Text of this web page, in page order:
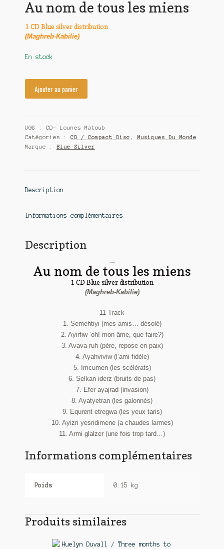
ContactAu nom de tous les miens
1 CD Blue silver distribution
(Maghreb-Kabilie)
En stock
Ajouter au panier
UGS : CD- Lounes Matoub
Catégories : CD / Compact Disc , Musiques Du Monde
Marque : Blue Silver
Description
Informations complémentaires
Description
Au nom de tous les miens
1 CD Blue silver distribution
(Maghreb-Kabilie)
11 Track
1. Semehtiyi (mes amis… désolé)
2. Ayirfiw ‘oh! mon âme, que faire?)
3. Avava ruh (père, repose en paix)
4. Ayahviviw (l’ami fidèle)
5. Imcumen (les scélérats)
6. Selkan iderz (bruits de pas)
7. Efer ayajrad (invasion)
8. Ayatyetran (les galonnés)
9. Equrent etregwa (les yeux taris)
10. Ayizri yesridimene (a chaudes larmes)
11. Armi glalzer (une fois trop tard…)
Informations complémentaires
Poids 0.15 kg
Produits similaires